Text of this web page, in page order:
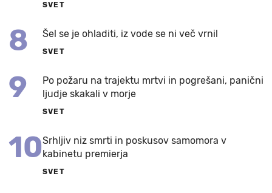
SVET
8 Šel se je ohladiti, iz vode se ni več vrnil
SVET
9
Po požaru na trajektu mrtvi in pogrešani, panični
ljudje skakali v morje
SVET
10Srhljiv niz smrti in poskusov samomora v
kabinetu premierja
SVET